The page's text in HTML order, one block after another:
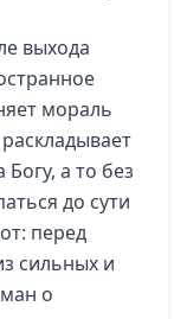
выхода
мораль
а то без
до сути
перед
сильных и
о